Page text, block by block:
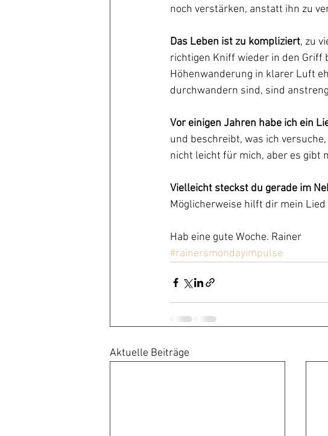
noch verstärken, anstatt ihn zu
Das Leben ist zu kompliziert, zu
richtigen Kniff wieder in den Griff
Höhenwanderung in klarer Luft
durchwandern sind, sind
Vor einigen Jahren habe ich ein
und beschreibt, was ich
nicht leicht für mich, aber es gibt
Vielleicht steckst du gerade im
Möglicherweise hilft dir mein
Hab eine gute Woche. Rainer
#rainersmondayimpulse
Aktuelle Beiträge